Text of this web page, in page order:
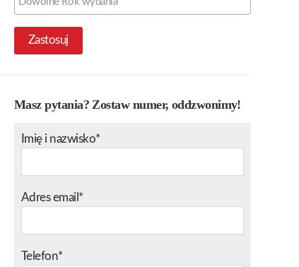
Zastosuj
Masz pytania? Zostaw numer, oddzwonimy!
Imię i nazwisko*
Adres email*
Telefon*